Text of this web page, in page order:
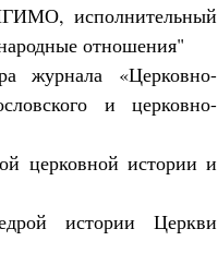
исполнительный
отношения"
журнала «Церковно-
и церковно-
церковной истории и
истории Церкви